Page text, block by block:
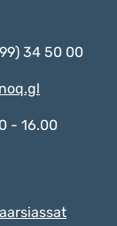
34 50 00
- 16.00